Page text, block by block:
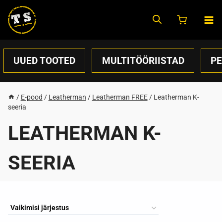
content
UUED TOOTED MULTITÖÖRIISTAD
/ E-pood / Leatherman / Leatherman FREE / Leatherman K-
seeria
LEATHERMAN K-
SEERIA